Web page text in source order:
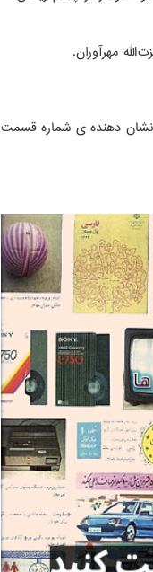
مهرآوران.
نشان دهنده ی شماره قسمت